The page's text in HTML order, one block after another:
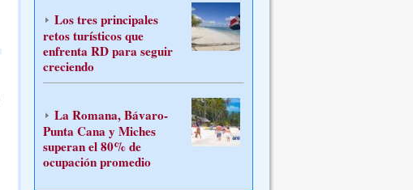
Los tres principales
retos turísticos que
enfrenta RD para seguir
creciendo
La Romana, Bávaro-
Punta Cana y Miches
superan el 80% de
ocupación promedio